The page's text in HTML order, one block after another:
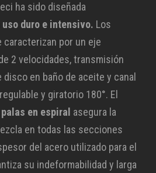
ha sido diseñada
uso duro e intensivo. Los
caracterizan por un eje
2 velocidades, transmisión
en baño de aceite y canal
y giratorio 180°. El
palas en espiral asegura la
en todas las secciones
del acero utilizado para el
su indeformabilidad y larga